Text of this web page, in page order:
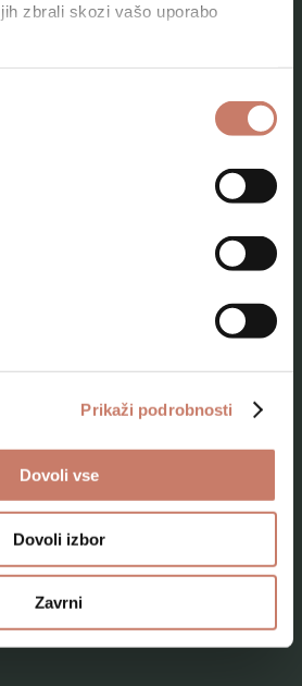
zbrali skozi vašo uporabo
Prikaži podrobnosti
Dovoli vse
Dovoli izbor
Zavrni
odraslih